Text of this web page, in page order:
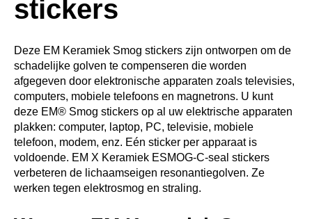
stickers
Deze EM Keramiek Smog stickers zijn ontworpen om de
schadelijke golven te compenseren die worden
afgegeven door elektronische apparaten zoals televisies,
computers, mobiele telefoons en magnetrons. U kunt
deze EM® Smog stickers op al uw elektrische apparaten
plakken: computer, laptop, PC, televisie, mobiele
telefoon, modem, enz. Eén sticker per apparaat is
voldoende. EM X Keramiek ESMOG-C-seal stickers
verbeteren de lichaamseigen resonantiegolven. Ze
werken tegen elektrosmog en straling.